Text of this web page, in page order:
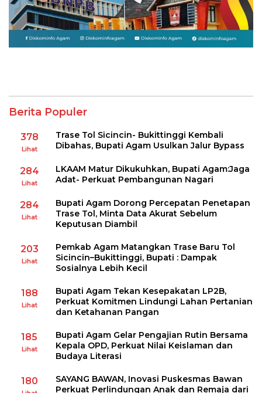
Berita Populer
378
Lihat
Trase Tol Sicincin- Bukittinggi Kembali
Dibahas, Bupati Agam Usulkan Jalur Bypass
284
Lihat
LKAAM Matur Dikukuhkan, Bupati Agam:Jaga
Adat- Perkuat Pembangunan Nagari
284
Lihat
Bupati Agam Dorong Percepatan Penetapan
Trase Tol, Minta Data Akurat Sebelum
Keputusan Diambil
203
Lihat
Pemkab Agam Matangkan Trase Baru Tol
Sicincin–Bukittinggi, Bupati : Dampak
Sosialnya Lebih Kecil
188
Lihat
Bupati Agam Tekan Kesepakatan LP2B,
Perkuat Komitmen Lindungi Lahan Pertanian
dan Ketahanan Pangan
185
Lihat
Bupati Agam Gelar Pengajian Rutin Bersama
Kepala OPD, Perkuat Nilai Keislaman dan
Budaya Literasi
180
SAYANG BAWAN, Inovasi Puskesmas Bawan
Perkuat Perlindungan Anak dan Remaja dari